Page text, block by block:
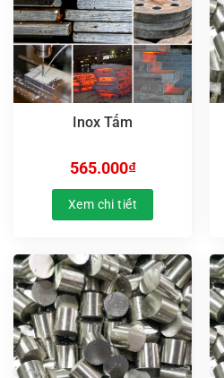
Inox Tấm
565.000₫
Xem chi tiết